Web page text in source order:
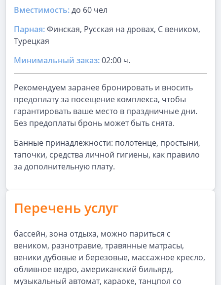
Вместимость:до 60 чел
Парная:Финская, Русская на дровах, С веником,
Турецкая
Минимальный заказ:02:00 ч.
Рекомендуем заранее бронировать и вносить
предоплату за посещение комплекса, чтобы
гарантировать ваше место в праздничные дни.
Без предоплаты бронь может быть снята.
Банные принадлежности: полотенце, простыни,
тапочки, средства личной гигиены, как правило
за дополнительную плату.
Перечень услуг
бассейн, зона отдыха, можно париться с
веником, разнотравие, травянные матрасы,
веники дубовые и березовые, массажное кресло,
обливное ведро, американский бильярд,
музыкальный автомат, караоке, танцпол со